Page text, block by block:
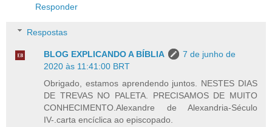
Responder
Respostas
BLOG EXPLICANDO A BÍBLIA
7 de junho de
2020 às 11:41:00 BRT
Obrigado, estamos aprendendo juntos. NESTES DIAS
DE TREVAS NO PALETA. PRECISAMOS DE MUITO
CONHECIMENTO.Alexandre de Alexandria-Século
IV-.carta encíclica ao episcopado.